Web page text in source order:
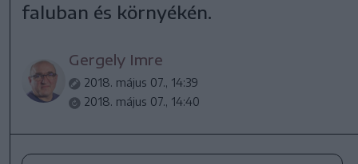
faluban és környékén.
Gergely Imre
2018. május 07., 14:39
2018. május 07., 14:40